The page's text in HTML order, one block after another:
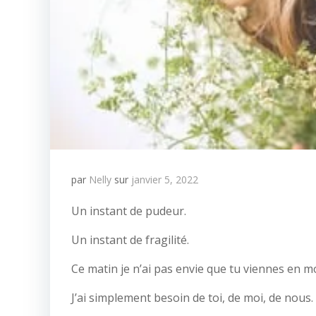
par Nelly sur janvier 5, 2022
Un instant de pudeur.
Un instant de fragilité.
Ce matin je n’ai pas envie que tu viennes en
J’ai simplement besoin de toi, de moi, de nous.